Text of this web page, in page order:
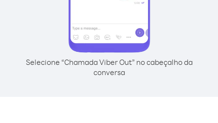
Selecione “Chamada Viber Out” no cabeçalho da
conversa